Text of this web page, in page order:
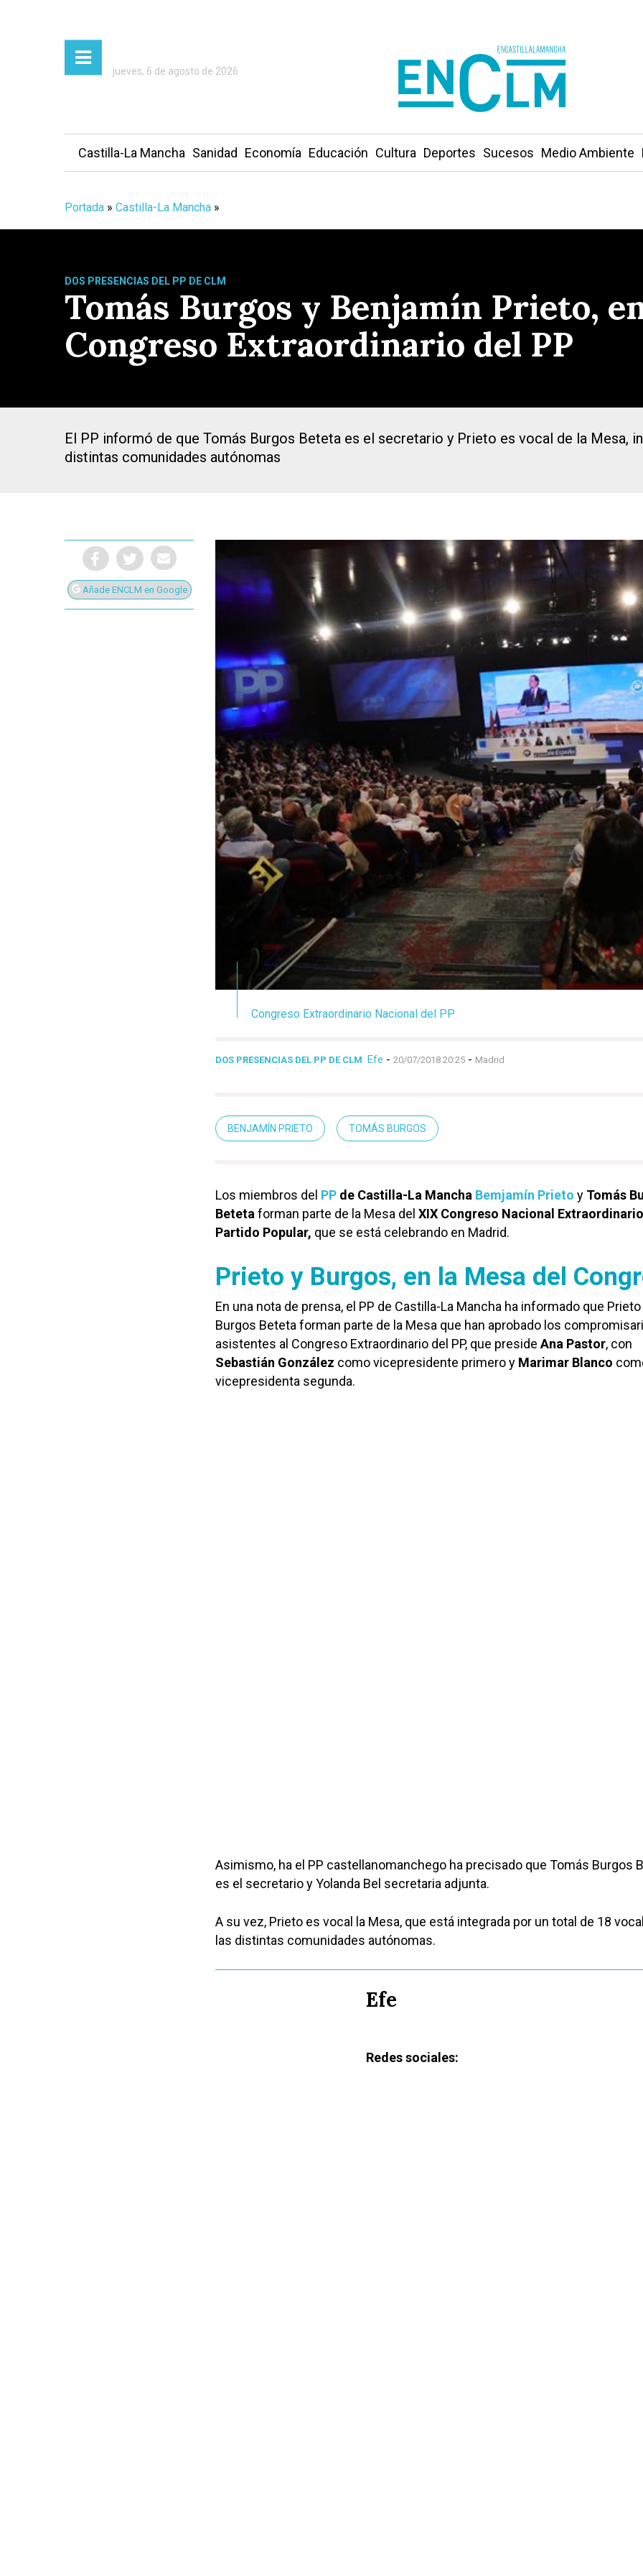
Presiona Intro para buscar o ESC para cerrar
jueves, 6 de agosto de 2026
Castilla-La Mancha Sanidad Economía Educación Cultura Deportes Sucesos Medio Ambiente
Portada » Castilla-La Mancha »
DOS PRESENCIAS DEL PP DE CLM
Tomás Burgos y Benjamín Prieto,
Congreso Extraordinario del PP
El PP informó de que Tomás Burgos Beteta es el secretario y Prieto es vocal de la Mesa,
distintas comunidades autónomas
Añade ENCLM en Google
Congreso Extraordinario Nacional del PP
DOS PRESENCIAS DEL PP DE CLM Efe - 20/07/2018 20:25 - Madrid
BENJAMÍN PRIETO TOMÁS BURGOS
Los miembros del PP de Castilla-La Mancha Bemjamín Prieto y Tomás
Beteta forman parte de la Mesa del XIX Congreso Nacional
Partido Popular, que se está celebrando en Madrid.
Prieto y Burgos, en la Mesa del
En una nota de prensa, el PP de Castilla-La Mancha ha informado que
Burgos Beteta forman parte de la Mesa que han aprobado los
asistentes al Congreso Extraordinario del PP, que preside Ana Pastor, con
Sebastián González como vicepresidente primero y Marimar Blanco
vicepresidenta segunda.
Asimismo, ha el PP castellanomanchego ha precisado que Tomás Burgos
es el secretario y Yolanda Bel secretaria adjunta.
A su vez, Prieto es vocal la Mesa, que está integrada por un total de 18
las distintas comunidades autónomas.
Efe
Redes sociales: